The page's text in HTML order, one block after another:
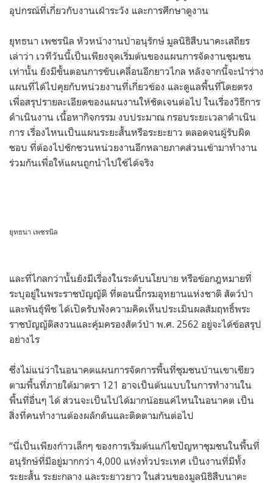
อุปกรณ์ที่เกี่ยวกับงานเฝ้าระวัง และการศึกษาดูงาน
ยุทธนา เพชรนิล หัวหน้างานป่าอนุรักษ์ มูลนิธิสืบนาคะเสถียร
เล่าว่า เวทีวันนี้เป็นเพียงจุดเริ่มต้นของแผนการจัดงานชุมชน
เท่านั้น ยังมีขั้นตอนการขับเคลื่อนอีกยาวไกล หลังจากนี้จะนำร่าง
แผนที่ได้ไปคุยกับหน่วยงานที่เกี่ยวข้อง และดูแลพื้นที่โดยตรง
เพื่อสรุปรายละเอียดของแผนงานให้ชัดเจนต่อไป ในเรื่องวิธีการ
ดำเนินงาน เนื้อหากิจกรรม งบประมาณ กรอบระยะเวลาดำเนิน
การ เรื่องไหนเป็นแผนระยะสั้นหรือระยะยาว ตลอดจนผู้รับผิด
ชอบ ที่ต้องไปชักชวนหน่วยงานอีกหลายภาคส่วนเข้ามาทำงาน
ร่วมกันเพื่อให้แผนถูกนำไปใช้ได้จริง
ยุทธนา เพชรนิล
และที่ไกลกว่านั้นยังมีเรื่องในระดับนโยบาย หรือข้อกฎหมายที่
ระบุอยู่ในพระราชบัญญัติ ที่ตอนนี้กรมอุทยานแห่งชาติ สัตว์ป่า
และพันธุ์พืช ได้เปิดรับฟังความคิดเห็นประเมินผลสัมฤทธิ์พระ
ราชบัญญัติสงวนและคุ้มครองสัตว์ป่า พ.ศ. 2562 อยู่จะได้ข้อสรุป
อย่างไร
ซึ่งไม่แน่ว่าในอนาคตแผนการจัดการพื้นที่ชุมชนบ้านเขาเขียว
ตามพื้นที่ภายใต้มาตรา 121 อาจเป็นต้นแบบในการทำงานใน
พื้นที่อื่นๆ ได้ ส่วนจะเป็นไปได้มากน้อยแค่ไหนในอนาคต เป็น
สิ่งที่คนทำงานต้องผลักดันและติดตามกันต่อไป
“นี่เป็นเพียงก้าวเล็กๆ ของการเริ่มต้นแก้ไขปัญหาชุมชนในพื้นที่
อนุรักษ์ที่มีอยู่มากกว่า 4,000 แห่งทั่วประเทศ เป็นงานที่มีทั้ง
ระยะสั้น ระยะกลาง และระยาวยาว ในส่วนของมูลนิธิสืบนาคะ